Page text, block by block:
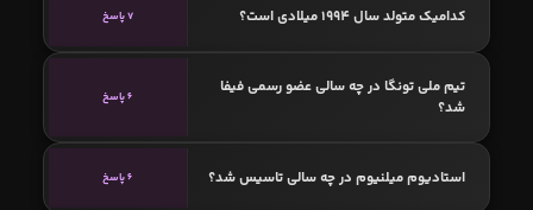
کدامیک متولد سال 1994 میلادی است؟ 7 پاسخ
تیم ملی تونگا در چه سالی عضو رسمی فیفا
شد؟
6 پاسخ
استادیوم میلنیوم در چه سالی تاسیس شد؟ 6 پاسخ